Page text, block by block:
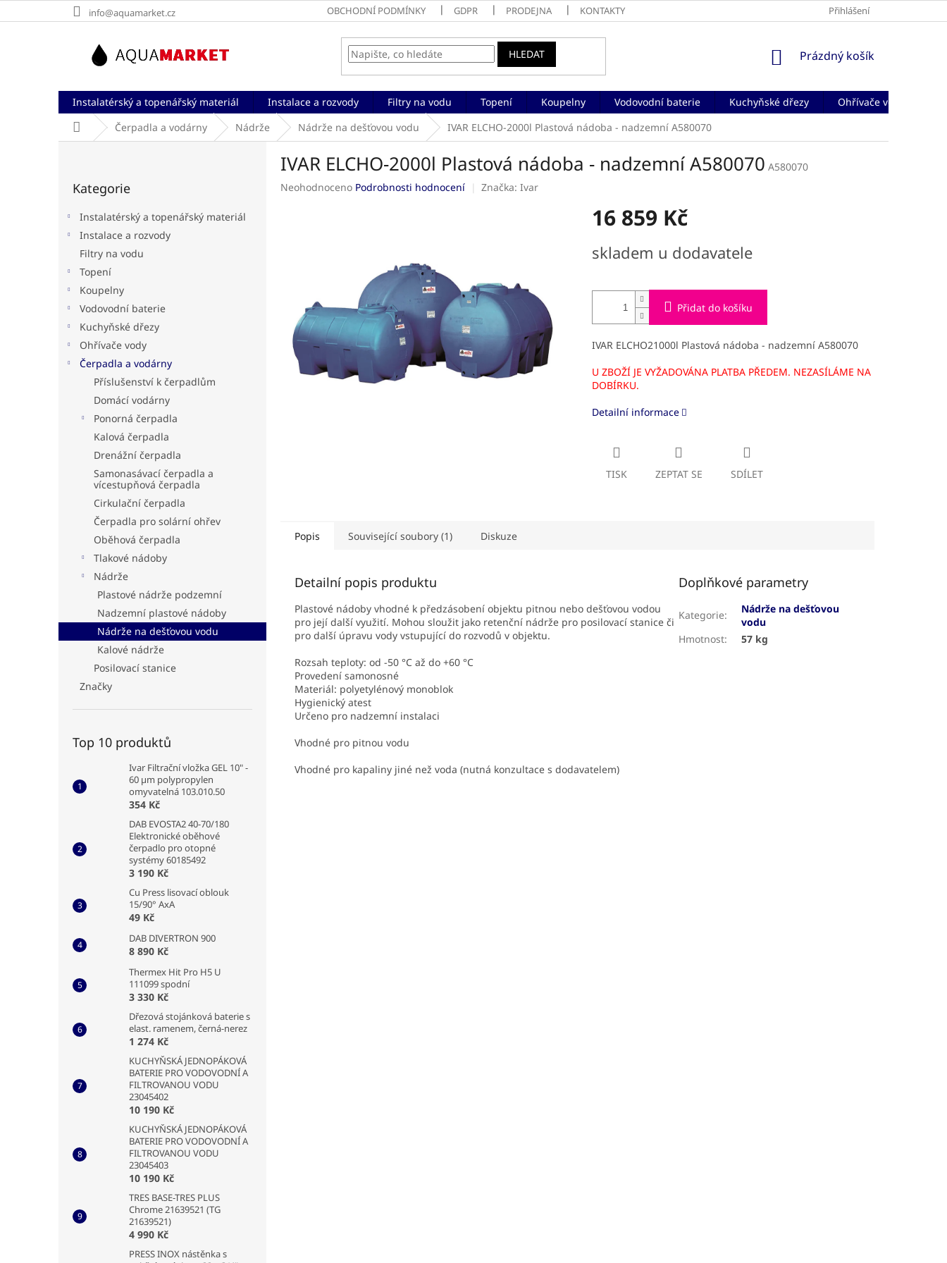
na
info@aquamarket.cz OBCHODNÍ PODMÍNKY GDPR PRODEJNA KONTAKTY Přihlášení
HLEDAT
NÁKUPNÍ
Prázdný košík
Instalatérský a topenářský materiál Instalace a rozvody Filtry na vodu Topení Koupelny Vodovodní baterie Kuchyňské dřezy Ohřívače vody
Domů Čerpadla a vodárny Nádrže Nádrže na dešťovou vodu IVAR ELCHO-2000l Plastová nádoba - nadzemní A580070
kategorie
Kategorie
Instalatérský a topenářský materiál
Instalace a rozvody
Filtry na vodu
Topení
Koupelny
Vodovodní baterie
Kuchyňské dřezy
Ohřívače vody
Čerpadla a vodárny
Příslušenství k čerpadlům
Domácí vodárny
Ponorná čerpadla
Kalová čerpadla
Drenážní čerpadla
Samonasávací čerpadla a
vícestupňová čerpadla
Cirkulační čerpadla
Čerpadla pro solární ohřev
Oběhová čerpadla
Tlakové nádoby
Nádrže
Plastové nádrže podzemní
Nadzemní plastové nádoby
Nádrže na dešťovou vodu
Kalové nádrže
Posilovací stanice
Značky
Top 10 produktů
Ivar Filtrační vložka GEL 10" -
60 µm polypropylen
omyvatelná 103.010.50
354 Kč
DAB EVOSTA2 40-70/180
Elektronické oběhové
čerpadlo pro otopné
systémy 60185492
3 190 Kč
Cu Press lisovací oblouk
15/90° AxA
49 Kč
DAB DIVERTRON 900
8 890 Kč
Thermex Hit Pro H5 U
111099 spodní
3 330 Kč
Dřezová stojánková baterie s
elast. ramenem, černá-nerez
1 274 Kč
KUCHYŇSKÁ JEDNOPÁKOVÁ
BATERIE PRO VODOVODNÍ A
FILTROVANOU VODU
23045402
10 190 Kč
KUCHYŇSKÁ JEDNOPÁKOVÁ
BATERIE PRO VODOVODNÍ A
FILTROVANOU VODU
23045403
10 190 Kč
TRES BASE-TRES PLUS
Chrome 21639521 (TG
21639521)
4 990 Kč
PRESS INOX nástěnka s
IVAR ELCHO-2000l Plastová nádoba - nadzemní A580070 A580070
Průměrné
Neohodnoceno Podrobnosti hodnocení Značka: Ivar
16 859 Kč
cena:
skladem u dodavatele
Přidat do košíku
IVAR ELCHO21000l Plastová nádoba - nadzemní A580070
U ZBOŽÍ JE VYŽADOVÁNA PLATBA PŘEDEM. NEZASÍLÁME NA
DOBÍRKU.
Detailní informace
TISK ZEPTAT SE SDÍLET
Popis Související soubory (1) Diskuze
Detailní popis produktu
Plastové nádoby vhodné k předzásobení objektu pitnou nebo dešťovou vodou
pro její další využití. Mohou sloužit jako retenční nádrže pro posilovací stanice či
pro další úpravu vody vstupující do rozvodů v objektu.
Rozsah teploty: od -50 °C až do +60 °C
Provedení samonosné
Materiál: polyetylénový monoblok
Hygienický atest
Určeno pro nadzemní instalaci
Vhodné pro pitnou vodu
Vhodné pro kapaliny jiné než voda (nutná konzultace s dodavatelem)
Doplňkové parametry
Kategorie:
Nádrže na dešťovou
vodu
Hmotnost: 57 kg